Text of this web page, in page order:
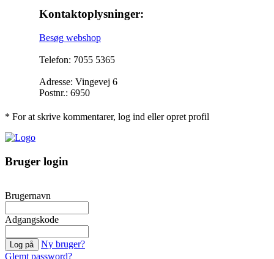
Kontaktoplysninger:
Besøg webshop
Telefon: 7055 5365
Adresse: Vingevej 6
Postnr.: 6950
* For at skrive kommentarer, log ind eller opret profil
Bruger login
Brugernavn
Adgangskode
Ny bruger?
Glemt password?